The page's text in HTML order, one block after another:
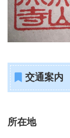
交通案内
所在地